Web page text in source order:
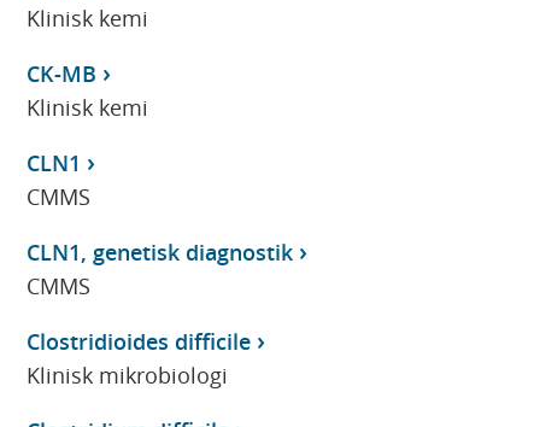
Klinisk kemi
CK-MB
Klinisk kemi
CLN1
CMMS
CLN1, genetisk diagnostik
CMMS
Clostridioides difficile
Klinisk mikrobiologi